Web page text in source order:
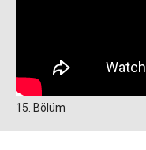
15. Bölüm